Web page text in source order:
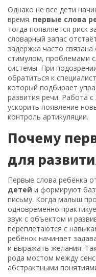
Однако не все дети
время. первые слова
тогда появляется риск
словарный запас
задержка часто
стимулом, проблемами
системы. При
обратиться к
который подбирает
развития речи. Работа
ускорить появление
контроль артикуляции.
Почему
для
Первые слова ребёнка
детей и формируют
письму. Когда малыш
одновременно
звук с объектом и
переплетаются с
ребёнок начинает
и выражать желания.
рода мостом между
абстрактными